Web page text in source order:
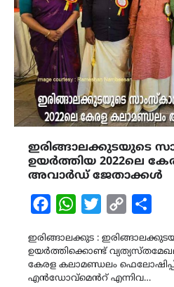
ഇരിങ്ങാലക്കുടയുടെ
ഉയർത്തിയ 2022ലെ
അവാർഡ് ജേതാക്കൾ
FacebookWhatsAppTwitterCopy
ഇരിങ്ങാലക്കുട :
ഉയർത്തിക്കൊണ്ട്
കേരള കലാമണ്ഡലം
എൻഡോവ്മെൻറ് എന്നിവ…